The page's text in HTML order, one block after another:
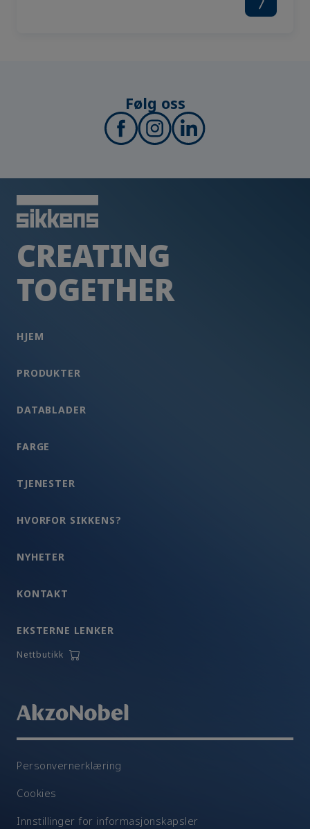
Følg oss
CREATING
TOGETHER
HJEM
PRODUKTER
DATABLADER
FARGE
TJENESTER
HVORFOR SIKKENS?
NYHETER
KONTAKT
EKSTERNE LENKER
Nettbutikk
Personvernerklæring
Cookies
Innstillinger for informasjonskapsler